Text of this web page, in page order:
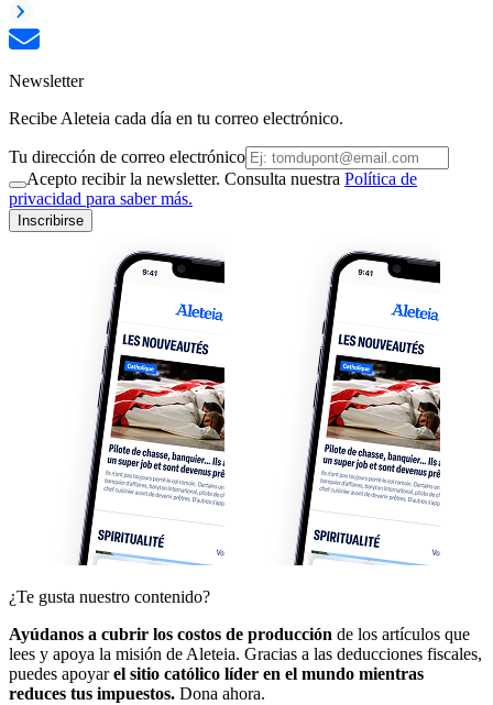
Newsletter
Recibe Aleteia cada día en tu correo electrónico.
Tu dirección de correo electrónico
Acepto recibir la newsletter. Consulta nuestra Política de
privacidad para saber más.
Inscribirse
¿Te gusta nuestro contenido?
Ayúdanos a cubrir los costos de producción de los artículos que
lees y apoya la misión de Aleteia. Gracias a las deducciones fiscales,
puedes apoyarel sitio católico líder en el mundo mientras
reduces tus impuestos. Dona ahora.